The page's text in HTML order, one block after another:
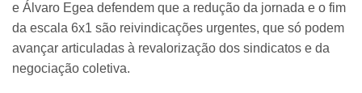
e Álvaro Egea defendem que a redução da jornada e o fim
da escala 6x1 são reivindicações urgentes, que só podem
avançar articuladas à revalorização dos sindicatos e da
negociação coletiva.